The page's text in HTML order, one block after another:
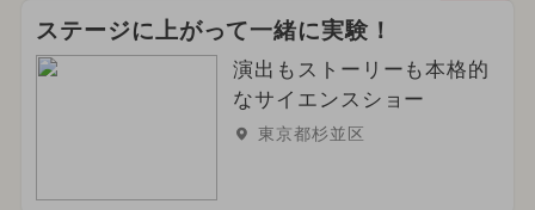
ステージに上がって一緒に実験！
演出もストーリーも本格的
なサイエンスショー
東京都杉並区